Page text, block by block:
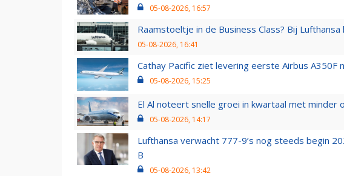
05-08-2026, 16:57
Raamstoeltje in de Business Class? Bij
05-08-2026, 16:41
Cathay Pacific ziet levering eerste Airbus A350F
05-08-2026, 15:25
El Al noteert snelle groei in kwartaal met minder
05-08-2026, 14:17
Lufthansa verwacht 777-9’s nog steeds begin
B
05-08-2026, 13:42